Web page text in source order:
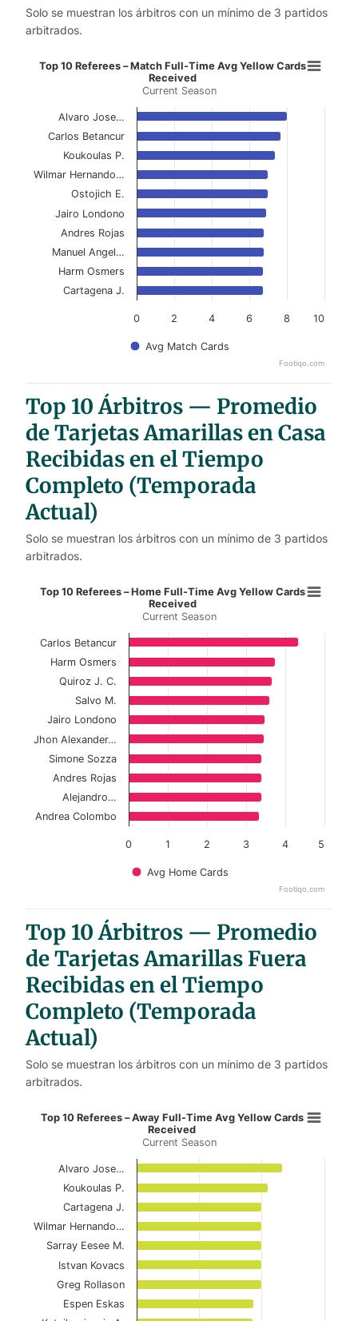
Solo se muestran los árbitros con un mínimo de 3 partidos
arbitrados.
Top 10 Referees – Match Full-
Bar chart with 10 bars.
Current Season
View as data table, Top 10 Referees –
The chart has 1 X axis displaying categories.
The chart has 1 Y axis displaying values. Data ranges
Top 10 Referees – Match Full-Time Avg Yellow Cards
Received
Current Season
Avg Match Cards
0 2 4 6 8 10
Alvaro Jose…
Carlos Betancur
Koukoulas P.
Wilmar Hernando…
Ostojich E.
Jairo Londono
Andres Rojas
Manuel Angel…
Harm Osmers
Cartagena J.
Footiqo.com
Top 10 Árbitros — Promedio
de Tarjetas Amarillas en Casa
Recibidas en el Tiempo
Completo (Temporada
Actual)
Solo se muestran los árbitros con un mínimo de 3 partidos
arbitrados.
Top 10 Referees – Home Full-
Bar chart with 10 bars.
Current Season
View as data table, Top 10 Referees –
The chart has 1 X axis displaying categories.
The chart has 1 Y axis displaying values. Data
Top 10 Referees – Home Full-Time Avg Yellow Cards
Received
Current Season
Avg Home Cards
0 1 2 3 4 5
Carlos Betancur
Harm Osmers
Quiroz J. C.
Salvo M.
Jairo Londono
Jhon Alexander…
Simone Sozza
Andres Rojas
Alejandro…
Andrea Colombo
Footiqo.com
Top 10 Árbitros — Promedio
de Tarjetas Amarillas Fuera
Recibidas en el Tiempo
Completo (Temporada
Actual)
Solo se muestran los árbitros con un mínimo de 3 partidos
arbitrados.
Top 10 Referees – Away Full-
Bar chart with 10 bars.
Current Season
View as data table, Top 10 Referees – Away
The chart has 1 X axis displaying categories.
The chart has 1 Y axis displaying values. Data ranges
Top 10 Referees – Away Full-Time Avg Yellow Cards
Received
Current Season
Alvaro Jose…
Koukoulas P.
Cartagena J.
Wilmar Hernando…
Sarray Eesee M.
Istvan Kovacs
Greg Rollason
Espen Eskas